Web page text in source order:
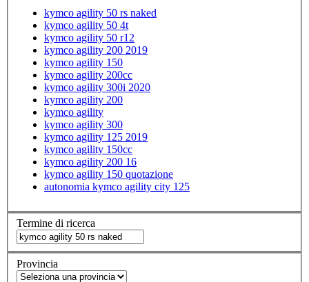
kymco agility 50 rs naked
kymco agility 50 4t
kymco agility 50 r12
kymco agility 200 2019
kymco agility 150
kymco agility 200cc
kymco agility 300i 2020
kymco agility 200
kymco agility
kymco agility 300
kymco agility 125 2019
kymco agility 150cc
kymco agility 200 16
kymco agility 150 quotazione
autonomia kymco agility city 125
Termine di ricerca
Provincia